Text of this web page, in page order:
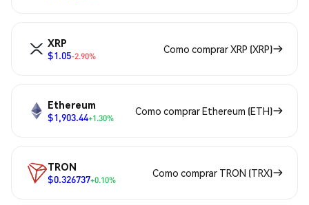
XRP
$1.05-2.90%
Como comprar XRP (XRP)
Ethereum
$1,903.44+1.30%
Como comprar Ethereum (ETH)
TRON
$0.326737+0.10%
Como comprar TRON (TRX)